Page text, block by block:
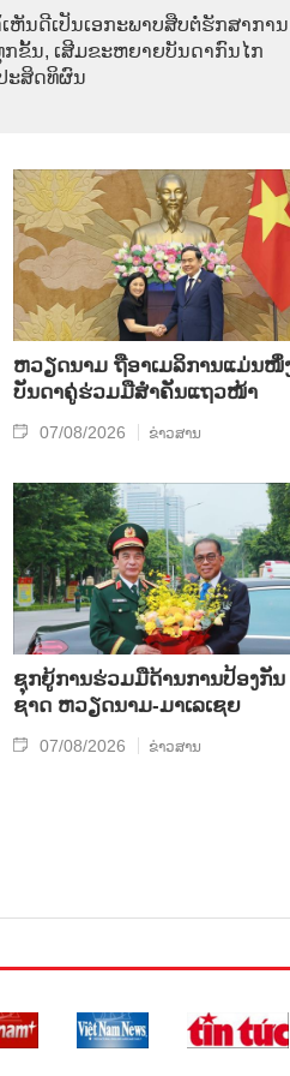
ຫັນ​ດີ​ເປັນ​ເອ​ກະ​ພາບ​ສືບ​ຕໍ່​ຮັກ​ສາ​ການ​
ຂັ້ນ, ເສີມ​ຂະ​ຫຍາຍ​ບັນ​ດາ​ກົນ​ໄກ​
ະ​ສິດ​ທິ​ຜົນ
ຫ​ວຽດ​ນາມ ຖື​ອາ​ເມ​ລິ​ການ​ແມ່ນ​ໜຶ່
ບັນ​ດາ​ຄູ່​ຮ່ວມ​ມື​ສຳ​ຄັນ​ແຖວ​ໜ້າ
07/08/2026 ຂ່າວສານ
ຊຸກ​ຍູ້​ການ​ຮ່ວມ​ມື​ດ້ານ​ການ​ປ້ອງ​ກັນ​
ຊາດ ຫວຽດ​ນາມ-ມາ​ເລ​ເຊຍ
07/08/2026 ຂ່າວສານ